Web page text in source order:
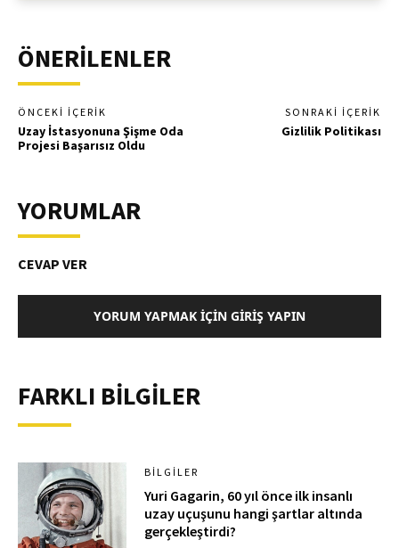
ÖNERİLENLER
ÖNCEKI İÇERIK
Uzay İstasyonuna Şişme Oda
Projesi Başarısız Oldu
SONRAKI İÇERIK
Gizlilik Politikası
YORUMLAR
CEVAP VER
YORUM YAPMAK İÇIN GIRIŞ YAPIN
FARKLI BİLGİLER
BILGILER
Yuri Gagarin, 60 yıl önce ilk insanlı
uzay uçuşunu hangi şartlar altında
gerçekleştirdi?